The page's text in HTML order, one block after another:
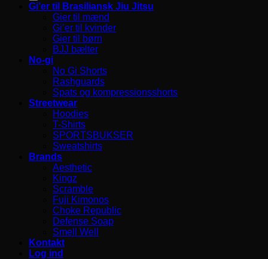
Gi’er til Brasiliansk Jiu Jitsu
Gier til mænd
Gi’er til kvinder
Gier til børn
BJJ bælter
No-gi
No Gi Shorts
Rashguards
Spats og kompressionsshorts
Streetwear
Hoodies
T-Shirts
SPORTSBUKSER
Sweatshirts
Brands
Aesthetic
Kingz
Scramble
Fuji Kimonos
Choke Republic
Defense Soap
Smell Well
Kontakt
Log ind